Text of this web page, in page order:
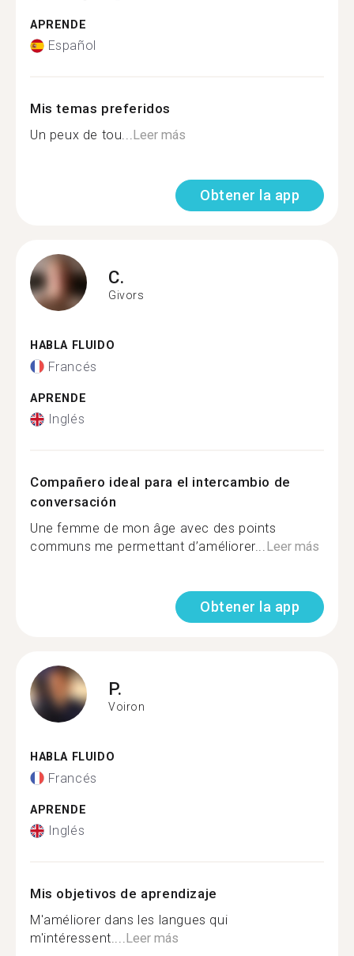
APRENDE
Español
Mis temas preferidos
Un peux de tou...Leer más
Obtener la app
C.
Givors
HABLA FLUIDO
Francés
APRENDE
Inglés
Compañero ideal para el intercambio de
conversación
Une femme de mon âge avec des points
communs me permettant d’améliorer...Leer más
Obtener la app
P.
Voiron
HABLA FLUIDO
Francés
APRENDE
Inglés
Mis objetivos de aprendizaje
M'améliorer dans les langues qui
m'intéressent....Leer más